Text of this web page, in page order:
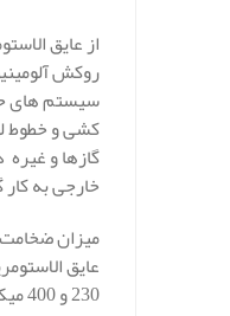
از عایق
روکش
سیستم های
کشی و خطوط
گازها و
خارجی به
میزان
230 و 400 میکرون می باشد.